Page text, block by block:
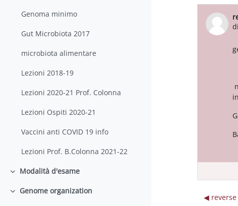
Genoma minimo
Gut Microbiota 2017
microbiota alimentare
Lezioni 2018-19
Lezioni 2020-21 Prof. Colonna
Lezioni Ospiti 2020-21
Vaccini anti COVID 19 info
Lezioni Prof. B.Colonna 2021-22
Minimizza
Modalità d'esame
Minimizza
Genome organization
di
◀︎ reverse